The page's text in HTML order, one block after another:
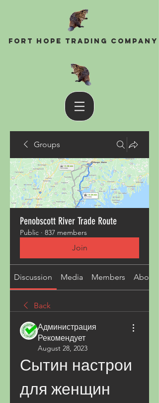
Fort Hope Trading Company
Groups
Penobscott River Trade Route
Public · 837 members
Join
Discussion Media Members About
Back
Администрация
Рекомендует
August 28, 2023
Сытин настрои
для женщин